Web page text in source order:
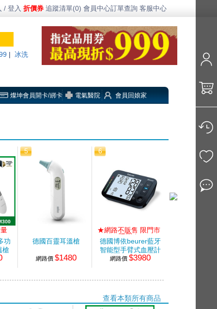
/ 登入 折價券 追蹤清單(0) 會員中心訂單查詢 客服中心
冰洗
燦坤會員開卡/綁卡 電氣醫院 會員回娘家
功
槍
5
德國百靈耳溫槍
網路價 $1480
6
★網路不販售 限門市
購買★
德國博依beurer藍牙
智能型手臂式血壓計
網路價 $3980
查看本類所有商品